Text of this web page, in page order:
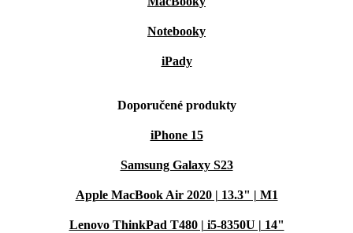
Notebooky
iPady
Doporučené produkty
iPhone 15
Samsung Galaxy S23
Apple MacBook Air 2020 | 13.3" | M1
Lenovo ThinkPad T480 | i5-8350U | 14"